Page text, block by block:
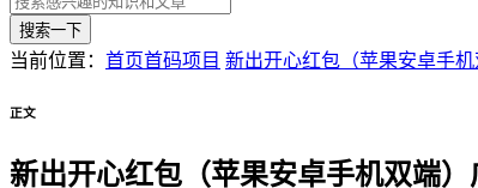
搜索一下
当前位置： 首页首码项目 新出开心红包（苹果安卓手
正文
新出开心红包（苹果安卓手机双端